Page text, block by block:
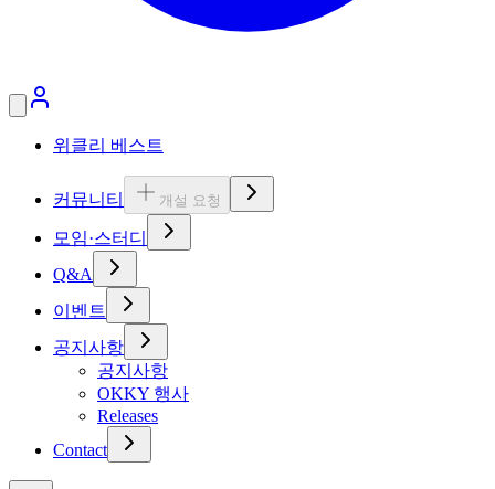
위클리 베스트
커뮤니티 개설 요청
모임·스터디
Q&A
이벤트
공지사항
공지사항
OKKY 행사
Releases
Contact